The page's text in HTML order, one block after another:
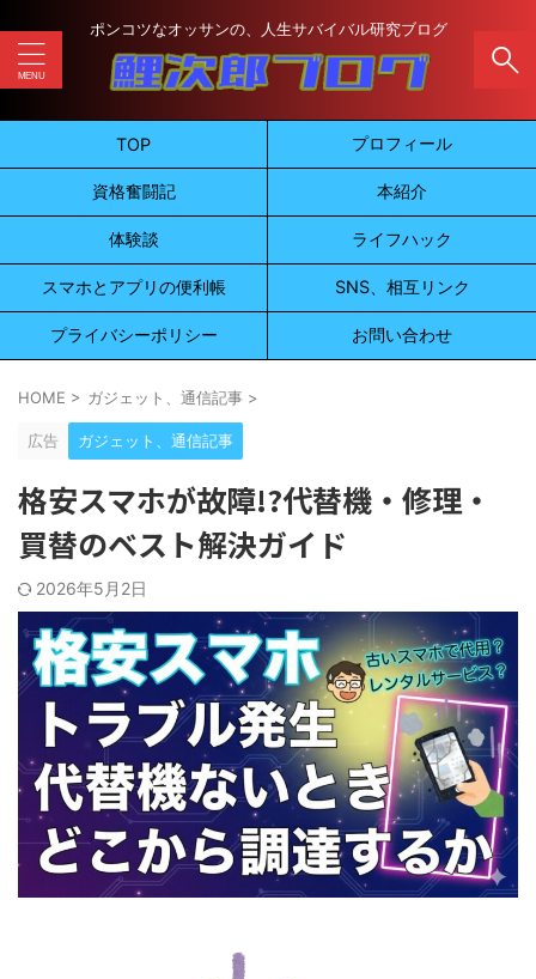
ポンコツなオッサンの、人生サバイバル研究ブログ
TOP プロフィール
資格奮闘記 本紹介
体験談 ライフハック
スマホとアプリの便利帳 SNS、相互リンク
プライバシーポリシー お問い合わせ
HOME > ガジェット、通信記事 >
広告 ガジェット、通信記事
格安スマホが故障!?代替機・修理・
買替のベスト解決ガイド
2026年5月2日